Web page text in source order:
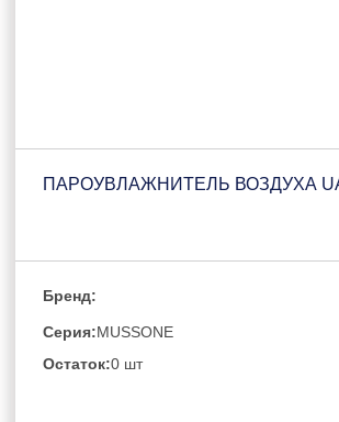
ПАРОУВЛАЖНИТЕЛЬ ВОЗДУХА
Бренд:
Серия:MUSSONE
Остаток:0 шт